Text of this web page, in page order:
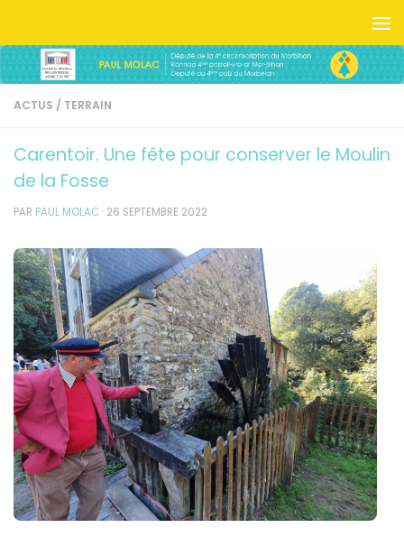
ACTUS / TERRAIN
Carentoir. Une fête pour conserver le Moulin
de la Fosse
PAR PAUL MOLAC · 26 SEPTEMBRE 2022